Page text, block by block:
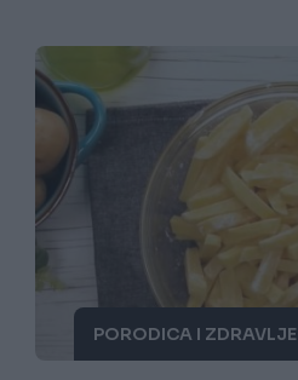
PORODICA I ZDRAVLJE